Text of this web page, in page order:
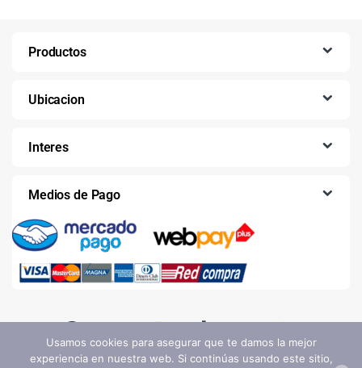
Productos
Ubicacion
Interes
Medios de Pago
Usamos cookies para asegurar que te damos la mejor
experiencia en nuestra web. Si continúas usando este sitio,